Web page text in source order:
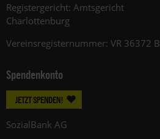
Registergericht: Amtsgericht
Charlottenburg
Vereinsregisternummer: VR 36372 B
Spendenkonto
JETZT SPENDEN!
SozialBank AG